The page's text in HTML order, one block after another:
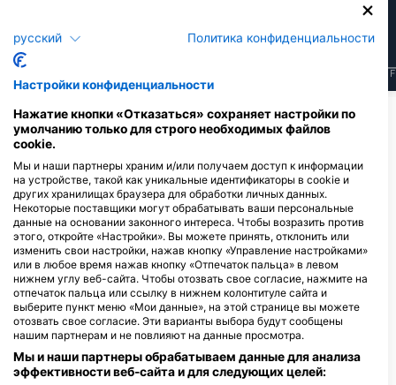
F
Дайв-центры, обслуживающие этот
дайв-сайт
DivingShop BlueBase, ダイビ
ングショップ ブルーベース
147-1-2F Uchiura Mitsu,, 4100223
Numazu, Shizuoka - ЯПОНИЯ
SUN La IZU DIVING, サンライ
ズダイビング
静岡県伊東市川奈286-1, 4140044
Ito, Shizuoka - ЯПОНИЯ
русский Политика конфиденциальности
Настройки конфиденциальности
Нажатие кнопки «Отказаться» сохраняет настройки по
умолчанию только для строго необходимых файлов
cookie.
Мы и наши партнеры храним и/или получаем доступ к информации
на устройстве, такой как уникальные идентификаторы в cookie и
других хранилищах браузера для обработки личных данных.
Некоторые поставщики могут обрабатывать ваши персональные
данные на основании законного интереса. Чтобы возразить против
этого, откройте «Настройки». Вы можете принять, отклонить или
изменить свои настройки, нажав кнопку «Управление настройками»
или в любое время нажав кнопку «Отпечаток пальца» в левом
нижнем углу веб-сайта. Чтобы отозвать свое согласие, нажмите на
отпечаток пальца или ссылку в нижнем колонтитуле сайта и
выберите пункт меню «Мои данные», на этой странице вы можете
отозвать свое согласие. Эти варианты выбора будут сообщены
нашим партнерам и не повлияют на данные просмотра.
Мы и наши партнеры обрабатываем данные для анализа
эффективности веб-сайта и для следующих целей: